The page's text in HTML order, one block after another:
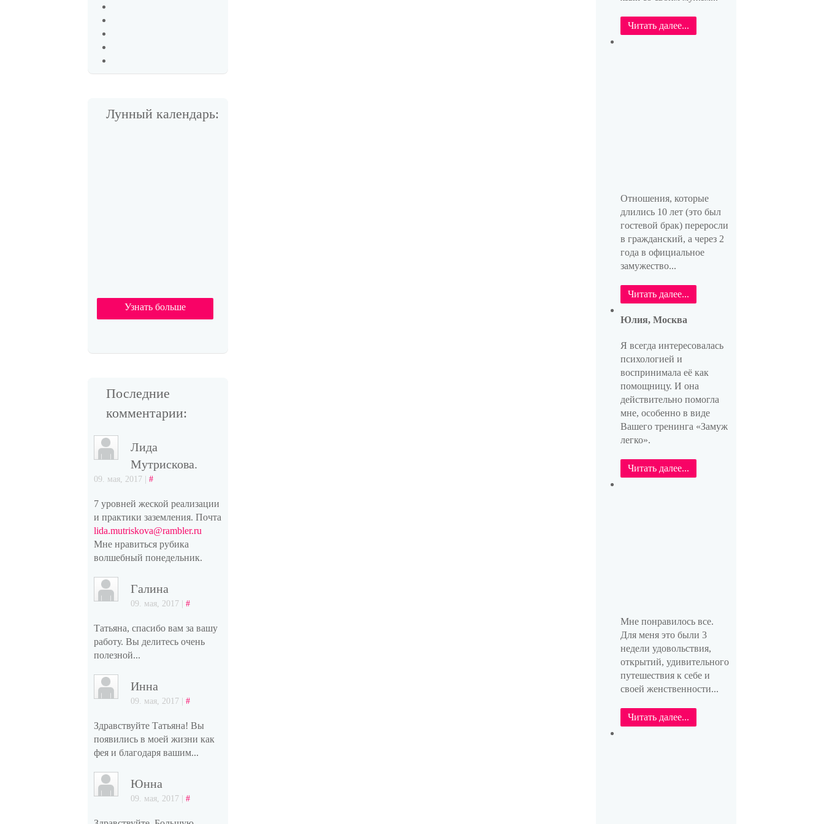
Лунный календарь:
Узнать больше
Последние
комментарии:
Лида
Мутрискова.
09. мая, 2017 |#
7 уровней жеской реализации
и практики заземления. Почта
lida.mutriskova@rambler.ru
Мне нравиться рубика
волшебный понедельник.
Галина
09. мая, 2017 |#
Татьяна, спасибо вам за вашу
работу. Вы делитесь очень
полезной...
Инна
09. мая, 2017 |#
Здравствуйте Татьяна! Вы
появились в моей жизни как
фея и благодаря вашим...
Юнна
09. мая, 2017 |#
Читать далее...
Отношения, которые
длились 10 лет (это был
гостевой брак) переросли
в гражданский, а через 2
года в официальное
замужество...
Читать далее...
Юлия, Москва
Я всегда интересовалась
психологией и
воспринимала её как
помощницу. И она
действительно помогла
мне, особенно в виде
Вашего тренинга «Замуж
легко».
Читать далее...
Мне понравилось все.
Для меня это были 3
недели удовольствия,
открытий, удивительного
путешествия к себе и
своей женственности...
Читать далее...